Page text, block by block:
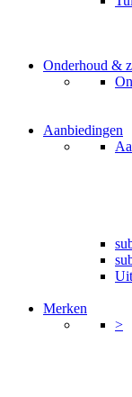
Onderhoud &
Aanbiedingen
Merken
>